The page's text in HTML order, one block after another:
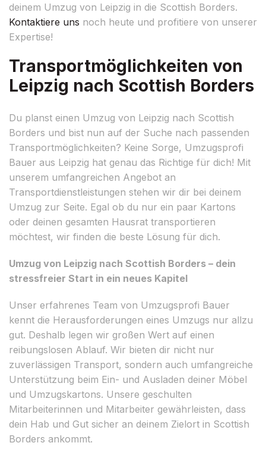
deinem Umzug von Leipzig in die Scottish Borders.
Kontaktiere uns noch heute und profitiere von unserer
Expertise!
Transportmöglichkeiten von
Leipzig nach Scottish Borders
Du planst einen Umzug von Leipzig nach Scottish
Borders und bist nun auf der Suche nach passenden
Transportmöglichkeiten? Keine Sorge, Umzugsprofi
Bauer aus Leipzig hat genau das Richtige für dich! Mit
unserem umfangreichen Angebot an
Transportdienstleistungen stehen wir dir bei deinem
Umzug zur Seite. Egal ob du nur ein paar Kartons
oder deinen gesamten Hausrat transportieren
möchtest, wir finden die beste Lösung für dich.
Umzug von Leipzig nach Scottish Borders – dein
stressfreier Start in ein neues Kapitel
Unser erfahrenes Team von Umzugsprofi Bauer
kennt die Herausforderungen eines Umzugs nur allzu
gut. Deshalb legen wir großen Wert auf einen
reibungslosen Ablauf. Wir bieten dir nicht nur
zuverlässigen Transport, sondern auch umfangreiche
Unterstützung beim Ein- und Ausladen deiner Möbel
und Umzugskartons. Unsere geschulten
Mitarbeiterinnen und Mitarbeiter gewährleisten, dass
dein Hab und Gut sicher an deinem Zielort in Scottish
Borders ankommt.